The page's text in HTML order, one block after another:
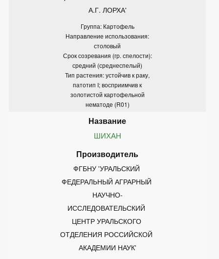
А.Г. ЛОРХА'
Группа: Картофель
Направление использования:
столовый
Срок созревания (гр. спелости):
средний (среднеспелый)
Тип растения: устойчив к раку,
патотип I; восприимчив к
золотистой картофельной
нематоде (R01)
ШИХАН
ФГБНУ 'УРАЛЬСКИЙ
ФЕДЕРАЛЬНЫЙ АГРАРНЫЙ
НАУЧНО-
ИССЛЕДОВАТЕЛЬСКИЙ
ЦЕНТР УРАЛЬСКОГО
ОТДЕЛЕНИЯ РОССИЙСКОЙ
АКАДЕМИИ НАУК'